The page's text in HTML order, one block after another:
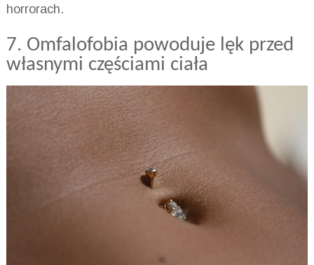
horrorach.
7. Omfalofobia powoduje lęk przed
własnymi częściami ciała